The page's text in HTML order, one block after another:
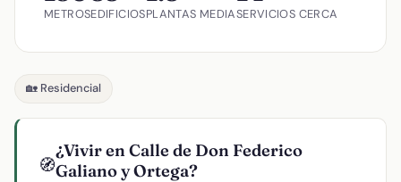
METROSEDIFICIOSPLANTAS MEDIASERVICIOS CERCA
🏡 Residencial
🧭
¿Vivir en Calle de Don Federico
Galiano y Ortega?